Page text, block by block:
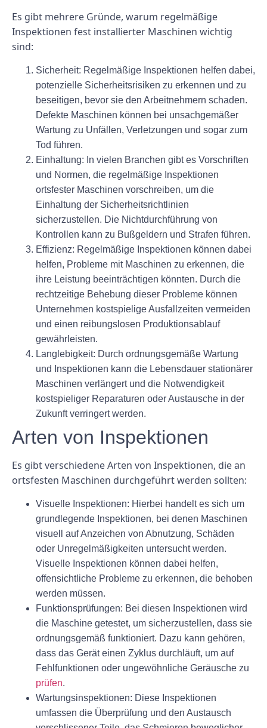
Es gibt mehrere Gründe, warum regelmäßige
Inspektionen fest installierter Maschinen wichtig
sind:
Sicherheit: Regelmäßige Inspektionen helfen dabei,
potenzielle Sicherheitsrisiken zu erkennen und zu
beseitigen, bevor sie den Arbeitnehmern schaden.
Defekte Maschinen können bei unsachgemäßer
Wartung zu Unfällen, Verletzungen und sogar zum
Tod führen.
Einhaltung: In vielen Branchen gibt es Vorschriften
und Normen, die regelmäßige Inspektionen
ortsfester Maschinen vorschreiben, um die
Einhaltung der Sicherheitsrichtlinien
sicherzustellen. Die Nichtdurchführung von
Kontrollen kann zu Bußgeldern und Strafen führen.
Effizienz: Regelmäßige Inspektionen können dabei
helfen, Probleme mit Maschinen zu erkennen, die
ihre Leistung beeinträchtigen könnten. Durch die
rechtzeitige Behebung dieser Probleme können
Unternehmen kostspielige Ausfallzeiten vermeiden
und einen reibungslosen Produktionsablauf
gewährleisten.
Langlebigkeit: Durch ordnungsgemäße Wartung
und Inspektionen kann die Lebensdauer stationärer
Maschinen verlängert und die Notwendigkeit
kostspieliger Reparaturen oder Austausche in der
Zukunft verringert werden.
Arten von Inspektionen
Es gibt verschiedene Arten von Inspektionen, die an
ortsfesten Maschinen durchgeführt werden sollten:
Visuelle Inspektionen: Hierbei handelt es sich um
grundlegende Inspektionen, bei denen Maschinen
visuell auf Anzeichen von Abnutzung, Schäden
oder Unregelmäßigkeiten untersucht werden.
Visuelle Inspektionen können dabei helfen,
offensichtliche Probleme zu erkennen, die behoben
werden müssen.
Funktionsprüfungen: Bei diesen Inspektionen wird
die Maschine getestet, um sicherzustellen, dass sie
ordnungsgemäß funktioniert. Dazu kann gehören,
dass das Gerät einen Zyklus durchläuft, um auf
Fehlfunktionen oder ungewöhnliche Geräusche zu
prüfen.
Wartungsinspektionen: Diese Inspektionen
umfassen die Überprüfung und den Austausch